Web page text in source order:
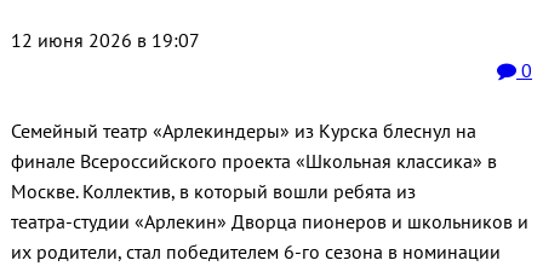
12 июня 2026 в 19:07
0
Семейный театр «Арлекиндеры» из Курска блеснул на
финале Всероссийского проекта «Школьная классика» в
Москве. Коллектив, в который вошли ребята из
театра‑студии «Арлекин» Дворца пионеров и школьников и
их родители, стал победителем 6‑го сезона в номинации